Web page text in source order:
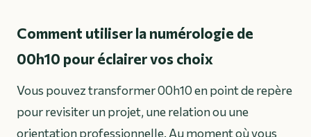
Comment utiliser la numérologie de
00h10 pour éclairer vos choix
Vous pouvez transformer 00h10 en point de repère
pour revisiter un projet, une relation ou une
orientation professionnelle. Au moment où vous